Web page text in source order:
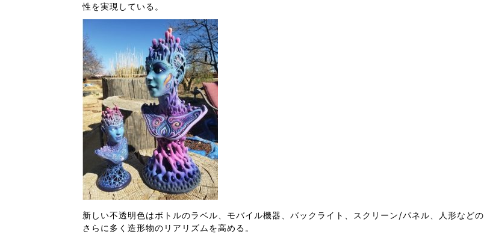
性を実現している。
新しい不透明色はボトルのラベル、モバイル機器、バックライト、スクリーン/パネル、人形などの
さらに多く造形物のリアリズムを高める。